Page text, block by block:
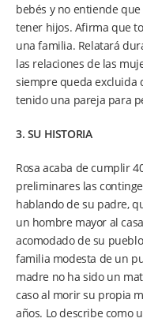
bebés y no entiende
tener hijos. Afirma que
una familia. Relatará
las relaciones de las
siempre queda excluida
tenido una pareja para
3. SU HISTORIA
Rosa acaba de cumplir
preliminares las
hablando de su padre,
un hombre mayor al
acomodado de su
familia modesta de un
madre no ha sido un
caso al morir su propia
años. Lo describe como